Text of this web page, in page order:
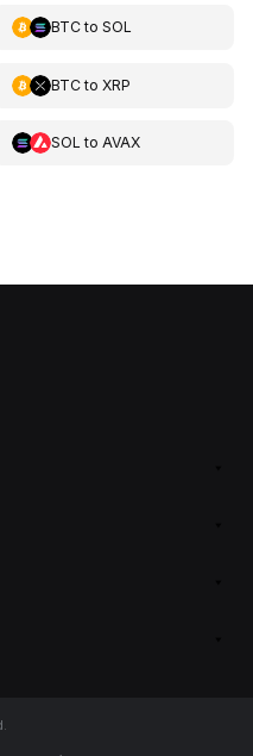
BTCto SOL
BTCto XRP
SOL to AVAX